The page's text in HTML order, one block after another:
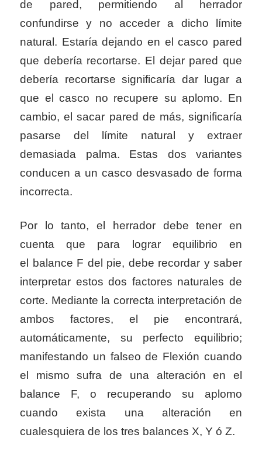
de pared, permitiendo al herrador
confundirse y no acceder a dicho límite
natural. Estaría dejando en el casco pared
que debería recortarse. El dejar pared que
debería recortarse significaría dar lugar a
que el casco no recupere su aplomo. En
cambio, el sacar pared de más, significaría
pasarse del límite natural y extraer
demasiada palma. Estas dos variantes
conducen a un casco desvasado de forma
incorrecta.
Por lo tanto, el herrador debe tener en
cuenta que para lograr equilibrio en
el balance F del pie, debe recordar y saber
interpretar estos dos factores naturales de
corte. Mediante la correcta interpretación de
ambos factores, el pie encontrará,
automáticamente, su perfecto equilibrio;
manifestando un falseo de Flexión cuando
el mismo sufra de una alteración en el
balance F, o recuperando su aplomo
cuando exista una alteración en
cualesquiera de los tres balances X, Y ó Z.